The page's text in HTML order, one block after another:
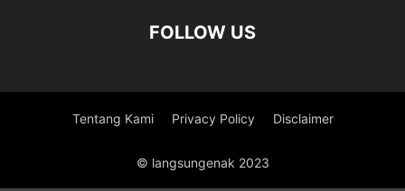
FOLLOW US
Tentang Kami Privacy Policy Disclaimer
© langsungenak 2023